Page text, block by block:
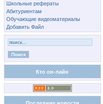
Школьные рефераты
Абитуриентам
Обучающие видеоматериалы
Добавить Файл
Кто он-лайн